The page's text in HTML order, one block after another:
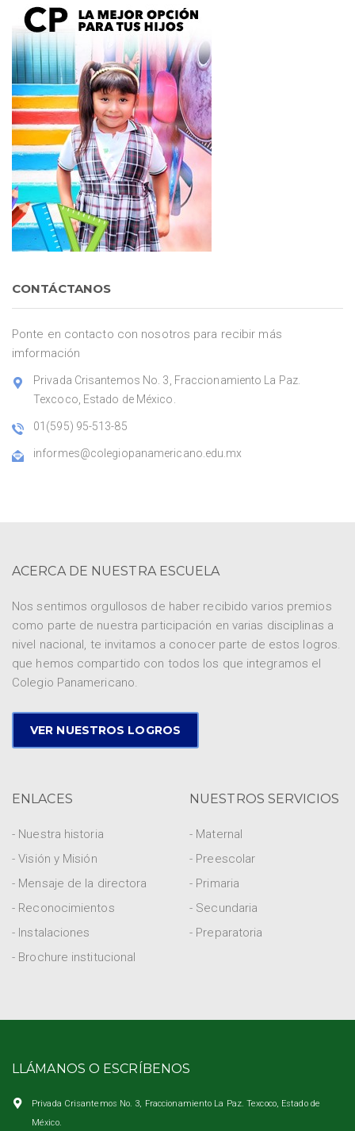
CONTÁCTANOS
Ponte en contacto con nosotros para recibir más
imformación
Privada Crisantemos No. 3, Fraccionamiento La Paz.
Texcoco, Estado de México.
01(595) 95-513-85
informes@colegiopanamericano.edu.mx
ACERCA DE NUESTRA ESCUELA
Nos sentimos orgullosos de haber recibido varios premios
como parte de nuestra participación en varias disciplinas a
nivel nacional, te invitamos a conocer parte de estos logros.
que hemos compartido con todos los que integramos el
Colegio Panamericano.
VER NUESTROS LOGROS
ENLACES
- Nuestra historia
- Visión y Misión
- Mensaje de la directora
- Reconocimientos
- Instalaciones
- Brochure institucional
NUESTROS SERVICIOS
- Maternal
- Preescolar
- Primaria
- Secundaria
- Preparatoria
LLÁMANOS O ESCRÍBENOS
Privada Crisantemos No. 3, Fraccionamiento La Paz. Texcoco, Estado de
México.